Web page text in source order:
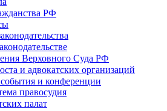
РФ
Верховного Суда РФ
и адвокатских организаций
и конференции
правосудия
палат